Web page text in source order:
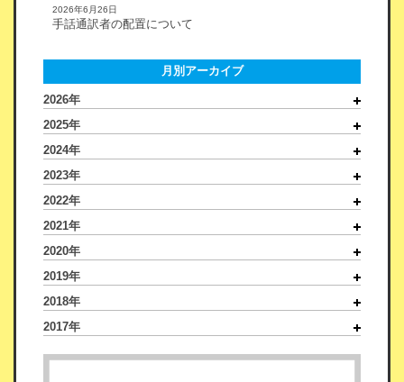
2026年6月26日
手話通訳者の配置について
月別アーカイブ
2026年
2025年
2024年
2023年
2022年
2021年
2020年
2019年
2018年
2017年